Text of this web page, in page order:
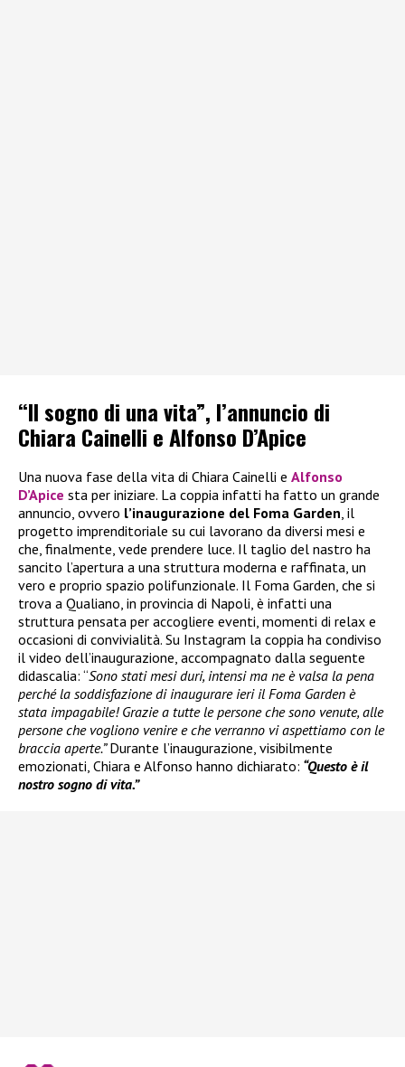
“Il sogno di una vita”, l’annuncio di
Chiara Cainelli e Alfonso D’Apice
Una nuova fase della vita di Chiara Cainelli e Alfonso
D’Apice sta per iniziare. La coppia infatti ha fatto un grande
annuncio, ovvero l’inaugurazione del Foma Garden, il
progetto imprenditoriale su cui lavorano da diversi mesi e
che, finalmente, vede prendere luce. Il taglio del nastro ha
sancito l’apertura a una struttura moderna e raffinata, un
vero e proprio spazio polifunzionale. Il Foma Garden, che si
trova a Qualiano, in provincia di Napoli, è infatti una
struttura pensata per accogliere eventi, momenti di relax e
occasioni di convivialità. Su Instagram la coppia ha condiviso
il video dell’inaugurazione, accompagnato dalla seguente
didascalia: “Sono stati mesi duri, intensi ma ne è valsa la pena
perché la soddisfazione di inaugurare ieri il Foma Garden è
stata impagabile! Grazie a tutte le persone che sono venute, alle
persone che vogliono venire e che verranno vi aspettiamo con le
braccia aperte.”Durante l’inaugurazione, visibilmente
emozionati, Chiara e Alfonso hanno dichiarato: “Questo è il
nostro sogno di vita.”